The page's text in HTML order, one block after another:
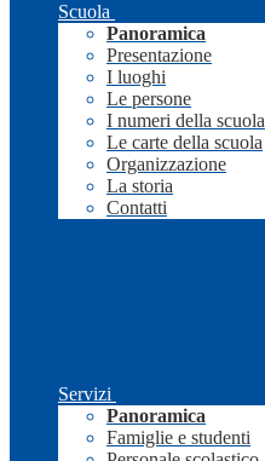
Scuola
Panoramica
Presentazione
I luoghi
Le persone
I numeri della scuola
Le carte della scuola
Organizzazione
La storia
Contatti
Servizi
Panoramica
Famiglie e studenti